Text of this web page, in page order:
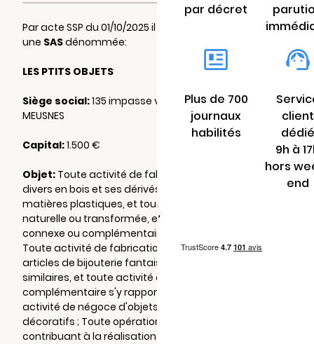
Par acte SSP du 01/10/2025 il a été constitué
une SASdénommée:
LES PTITS OBJETS
Siège social:135 impasse victor hugo 41130
MEUSNES
Capital:1.500 €
Objet: Toute activité de fabrication d'objets
divers en bois et ses dérivés, papier, carton,
matières plastiques, et toute autre matière
naturelle ou transformée, et toute activité
connexe ou complémentaire s'y rapportant ;
Toute activité de fabrication de jeux, jouets,
articles de bijouterie fantaisie ou articles
similaires, et toute activité connexe ou
complémentaire s'y rapportant ; Toute
activité de négoce d'objets ou équipements
décoratifs ; Toute opération quelconque
contribuant à la réalisation de l'objet social.
par décret
Plus de 700
journaux
habilités
client
dédié
9h à
hors
end